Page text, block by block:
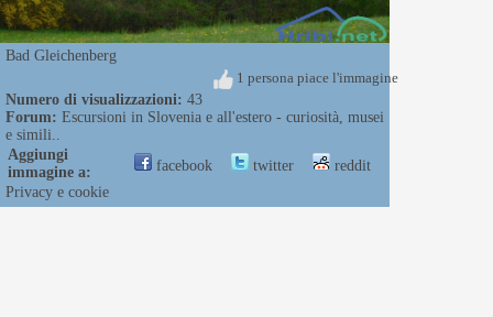
Bad Gleichenberg
1 persona piace l'immagine
Numero di visualizzazioni: 43
Forum: Escursioni in Slovenia e all'estero - curiosità, musei
e simili..
Aggiungi
immagine a:
facebook twitter
reddit
Privacy e cookie